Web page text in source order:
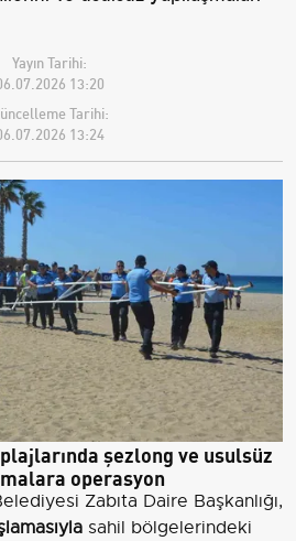
Yayın Tarihi:
13:20
Tarihi:
13:24
şezlong ve usulsüz
operasyon
Zabıta Daire Başkanlığı,
sahil bölgelerindeki